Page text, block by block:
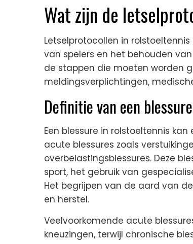
Wat zijn de
Letselprotocollen in
van spelers en het behouden
de stappen die moeten worden
meldingsverplichtingen,
Definitie van een
Een blessure in rolstoeltennis
acute blessures zoals
overbelastingsblessures. Deze
sport, het gebruik van
Het begrijpen van de aard van
en herstel.
Veelvoorkomende acute
kneuzingen, terwijl chronische